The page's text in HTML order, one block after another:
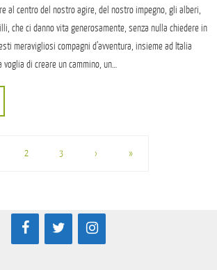
al centro del nostro agire, del nostro impegno, gli alberi,
che ci danno vita generosamente, senza nulla chiedere in
meravigliosi compagni d’avventura, insieme ad Italia
di creare un cammino, un…
2 3 › »